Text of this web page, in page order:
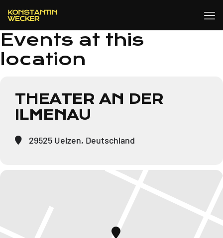
Events at this
location
THEATER AN DER
ILMENAU
29525 Uelzen, Deutschland